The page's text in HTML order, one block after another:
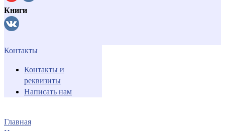
Книги
Контакты
Контакты и
реквизиты
Написать нам
Главная